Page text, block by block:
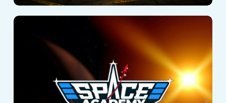
Space Academy
Adventure